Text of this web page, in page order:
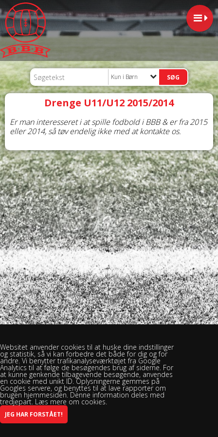
Kun i Børn
Drenge U11/U12 2015/2014
Er man interesseret i at spille fodbold i BBB & er fra 2015
eller 2014, så tøv endelig ikke med at kontakte os.
Brændekilde Bellinge Boldklub - Brændekilevej 30, 5250 Odense SV -
Spillested: Rasmus Rask Skolen
Websitet anvender cookies til at huske dine indstillinger
og statistik, så vi kan forbedre det både for dig og for
andre. Vi benytter trafikanalyseværktøjet fra Google
Analytics til at følge de besøgendes brug af siderne. For
at kunne genkende tilbagevende besøgende, anvendes
en cookie med unikt ID. Oplysningerne gemmes på
Googles servere, og benyttes til at lave rapporter om
brugen hjemmesiden. Denne information deles med
tredjepart. Læs mere om cookies.